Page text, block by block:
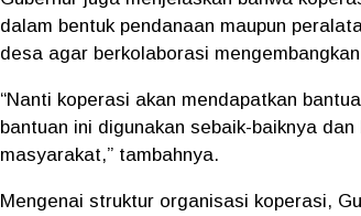
dalam bentuk pendanaan maupun
desa agar berkolaborasi
“Nanti koperasi akan mendapatkan
bantuan ini digunakan sebaik-baiknya
masyarakat,” tambahnya.
Mengenai struktur organisasi koperasi,